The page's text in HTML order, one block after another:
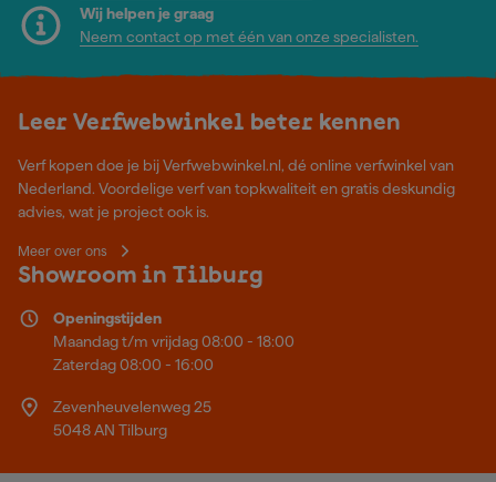
Wij helpen je graag
Neem contact op met één van onze specialisten.
Leer Verfwebwinkel beter kennen
Verf kopen doe je bij Verfwebwinkel.nl, dé online verfwinkel van
Nederland. Voordelige verf van topkwaliteit en gratis deskundig
advies, wat je project ook is.
Meer over ons
Showroom in Tilburg
Openingstijden
Maandag t/m vrijdag 08:00 - 18:00
Zaterdag 08:00 - 16:00
Zevenheuvelenweg 25
5048 AN Tilburg